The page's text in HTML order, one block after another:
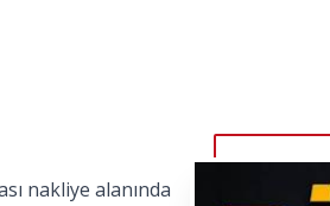
nakliye alanında